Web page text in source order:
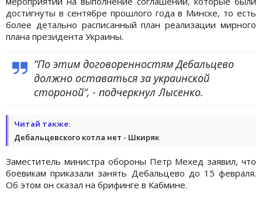
достигнуты в сентябре прошлого года в Минске, то есть
более детально расписанный план реализации мирного
плана президента Украины.
“По этим договоренностям Дебальцево
должно оставаться за украинской
стороной“, - подчеркнул Лысенко.
Читай также:
Дебальцевского котла нет - Шкиряк
Заместитель министра обороны Петр Мехед заявил, что
боевикам приказали занять Дебальцево до 15 февраля.
Об этом он сказал на брифинге в Кабмине.